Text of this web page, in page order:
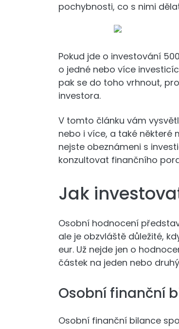
pochybnosti, co s nimi
Pokud jde o investování
o jedné nebo více
pak se do toho vrhnout,
investora.
V tomto článku vám
nebo i více, a také některé
nejste obeznámeni s
konzultovat finančního
Jak
Osobní hodnocení
ale je obzvláště důležité,
eur. Už nejde jen o
částek na jeden nebo
Osobní finanční
Osobní finanční bilance